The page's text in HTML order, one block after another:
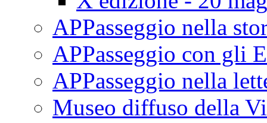
APPasseggio nella
APPasseggio con gli
APPasseggio nella
Museo diffuso della